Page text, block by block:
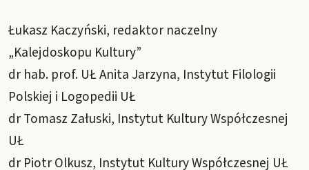
Łukasz Kaczyński, redaktor naczelny
„Kalejdoskopu Kultury”
dr hab. prof. UŁ Anita Jarzyna, Instytut Filologii
Polskiej i Logopedii UŁ
dr Tomasz Załuski, Instytut Kultury Współczesnej
UŁ
dr Piotr Olkusz, Instytut Kultury Współczesnej UŁ